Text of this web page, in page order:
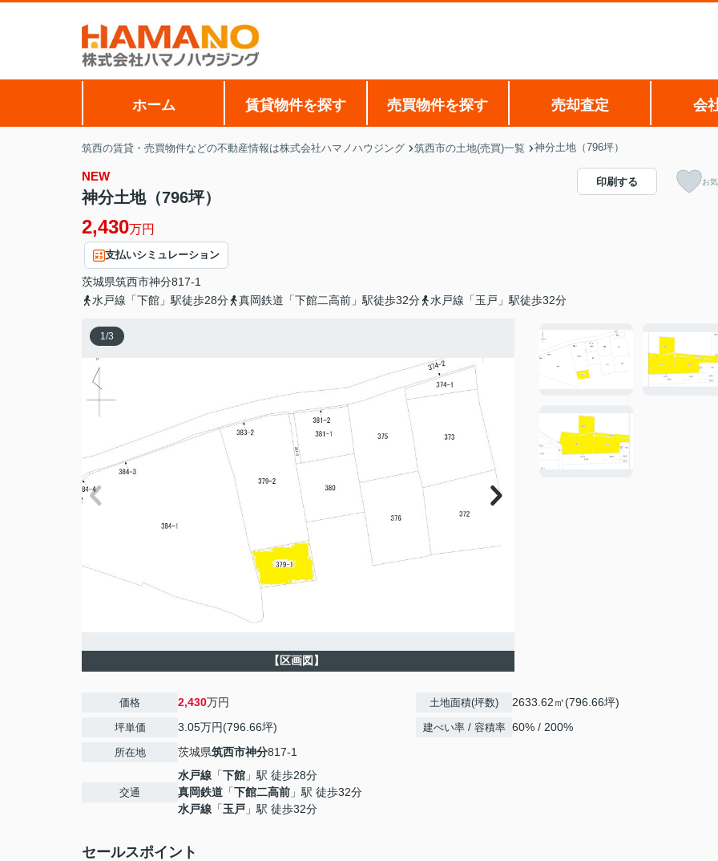
ホーム 賃貸物件を探す 売買物件を探す 売却査定 会
筑西の賃貸・売買物件などの不動産情報は株式会社ハマノハウジング 筑西市の土地(売買)一覧 神分土地（796坪）
NEW
神分土地（796坪）
2,430万円
支払いシミュレーション
茨城県筑西市神分817-1
水戸線「下館」駅徒歩28分
真岡鉄道「下館二高前」駅徒歩32分 水戸線「玉戸」駅徒歩32分
印刷する お
1/3
【区画図】
価格 2,430万円
坪単価 3.05万円(796.66坪)
所在地 茨城県筑西市神分817-1
交通
水戸線 「下館 」駅 徒歩28分
真岡鉄道 「下館二高前 」駅 徒歩32分
水戸線 「玉戸 」駅 徒歩32分
土地面積(坪数) 2633.62㎡(796.66坪)
建ぺい率 / 容積率 60% / 200%
セールスポイント